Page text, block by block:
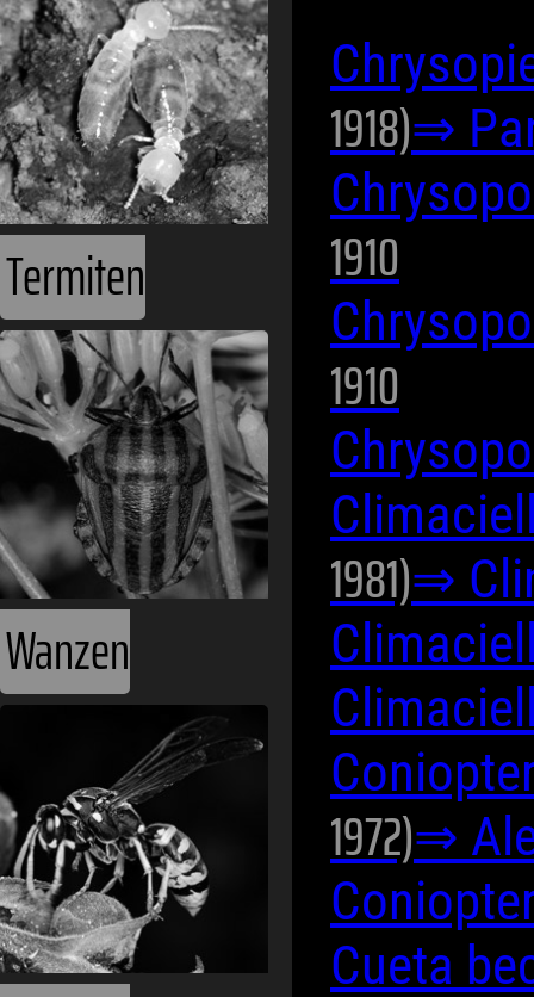
Termiten
Wanzen
1918)⇒
1910
1910
1981)⇒
1972)⇒
Cueta